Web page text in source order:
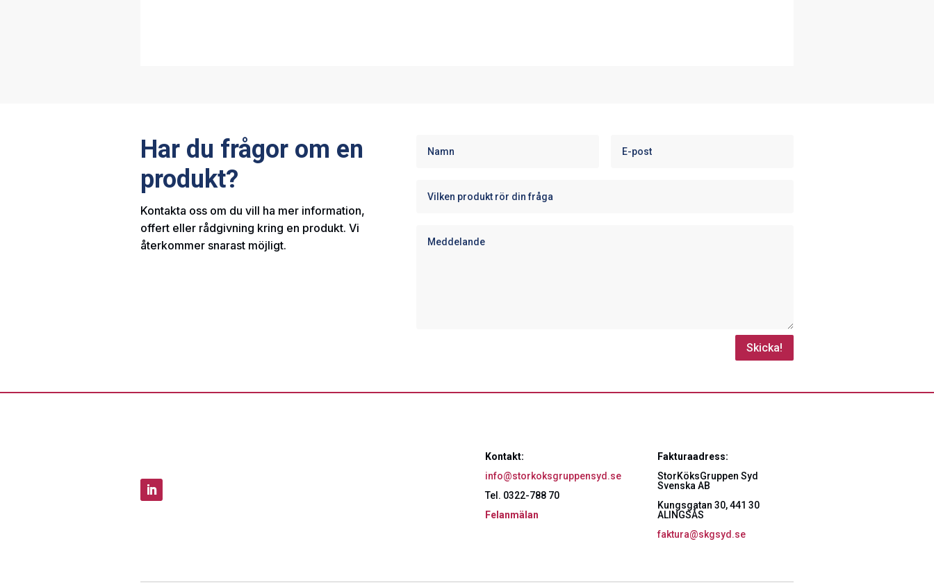
Har du frågor om en
produkt?
Kontakta oss om du vill ha mer information,
offert eller rådgivning kring en produkt. Vi
återkommer snarast möjligt.
Skicka!
Kontakt:
info@storkoksgruppensyd.se
Tel. 0322-788 70
Felanmälan
Fakturaadress:
StorKöksGruppen Syd
Svenska AB
Kungsgatan 30, 441 30
ALINGSÅS
faktura@skgsyd.se